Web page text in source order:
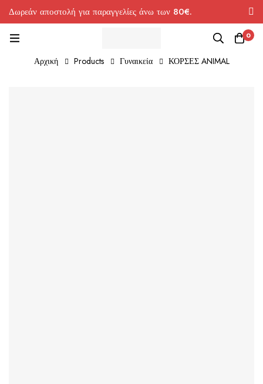
Δωρεάν αποστολή για παραγγελίες άνω των 80€.
0
Αρχική Products Γυναικεία ΚΟΡΣΕΣ ANIMAL